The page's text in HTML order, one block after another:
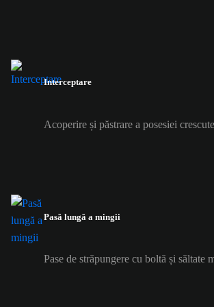
Interceptare
Acoperire și păstrare a posesiei
Pasă lungă a mingii
Pase de străpungere cu boltă și săltate